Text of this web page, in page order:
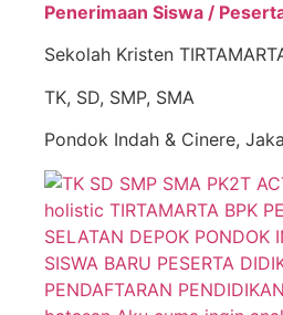
Penerimaan Siswa /
Sekolah Kristen
TK, SD, SMP, SMA
Pondok Indah & Cinere,